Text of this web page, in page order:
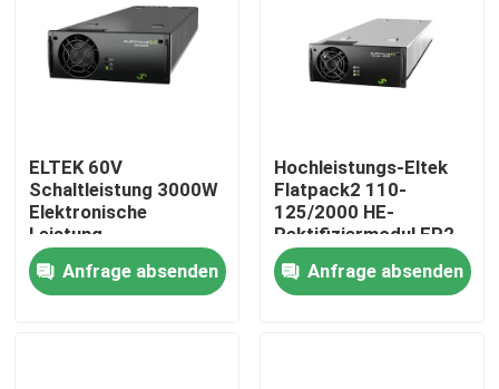
Nach Hause
ELTEK 60V
Schaltleistung 3000W
Elektronische
Leistung
Telekommunikation
ELTEK Flatpack2
60/3000 SHE
Anfrage absenden
Hochleistungs-Eltek
Flatpack2 110-
125/2000 HE-
Rektifiziermodul FP2
110/2000 HE WOR
Teilnummer
241115.805
Anfrage absenden